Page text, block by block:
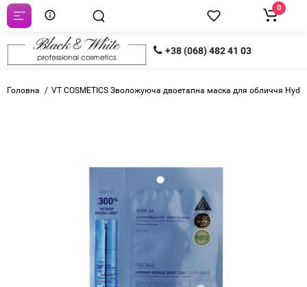
+38 (068) 482 41 03
0
Головна VT COSMETICS Зволожуюча двоетапна маска для обличчя